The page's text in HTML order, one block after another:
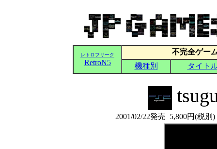
2001/02/22発売 5,800円(税